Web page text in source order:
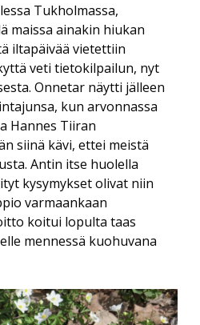
Tukholmassa,
maissa ainakin hiukan
iltapäivää vietettiin
veti tietokilpailun, nyt
Onnetar näytti jälleen
kun arvonnassa
Hannes Tiiran
siinä kävi, ettei meistä
Antin itse huolella
kysymykset olivat niin
varmaankaan
koitui lopulta taas
mennessä kuohuvana